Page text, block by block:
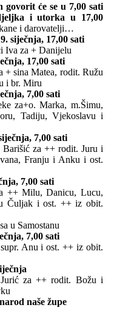
govorit će se u 7,00 sati
i utorka u 17,00
i darovatelji…
siječnja, 17,00 sati
Iva za + Danijelu
17,00 sati
+ sina Matea, rodit. Ružu
i br. Miru
7,00 sati
za+o. Marka, m.Šimu,
Tadiju, Vjekoslavu i
7,00 sati
Barišić za ++ rodit. Juru i
Franju i Anku i ost.
7,00 sati
++ Milu, Danicu, Lucu,
Čuljak i ost. ++ iz obit.
u Samostanu
7,00 sati
Anu i ost. ++ iz obit.
za ++ rodit. Božu i
naše župe